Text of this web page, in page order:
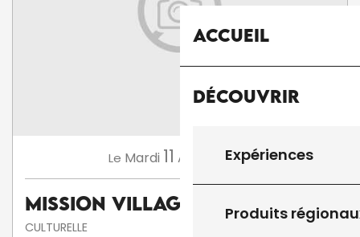
Accueil
Découvrir
Expériences
Produits
Le Mardi 11 Août à 15:00
Mission Village
CULTURELLE